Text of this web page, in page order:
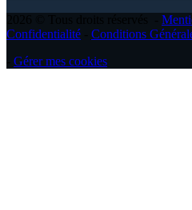
Confidentialité
Conditions
Gérer mes cookies